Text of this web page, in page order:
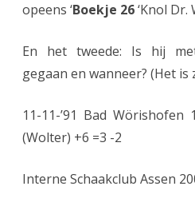
opeens ‘Boekje 26‘Knol Dr.
En het tweede: Is hij
gegaan en wanneer? (Het is
11-11-’91 Bad Wörishofen 1
(Wolter) +6 =3 -2
Interne Schaakclub Assen